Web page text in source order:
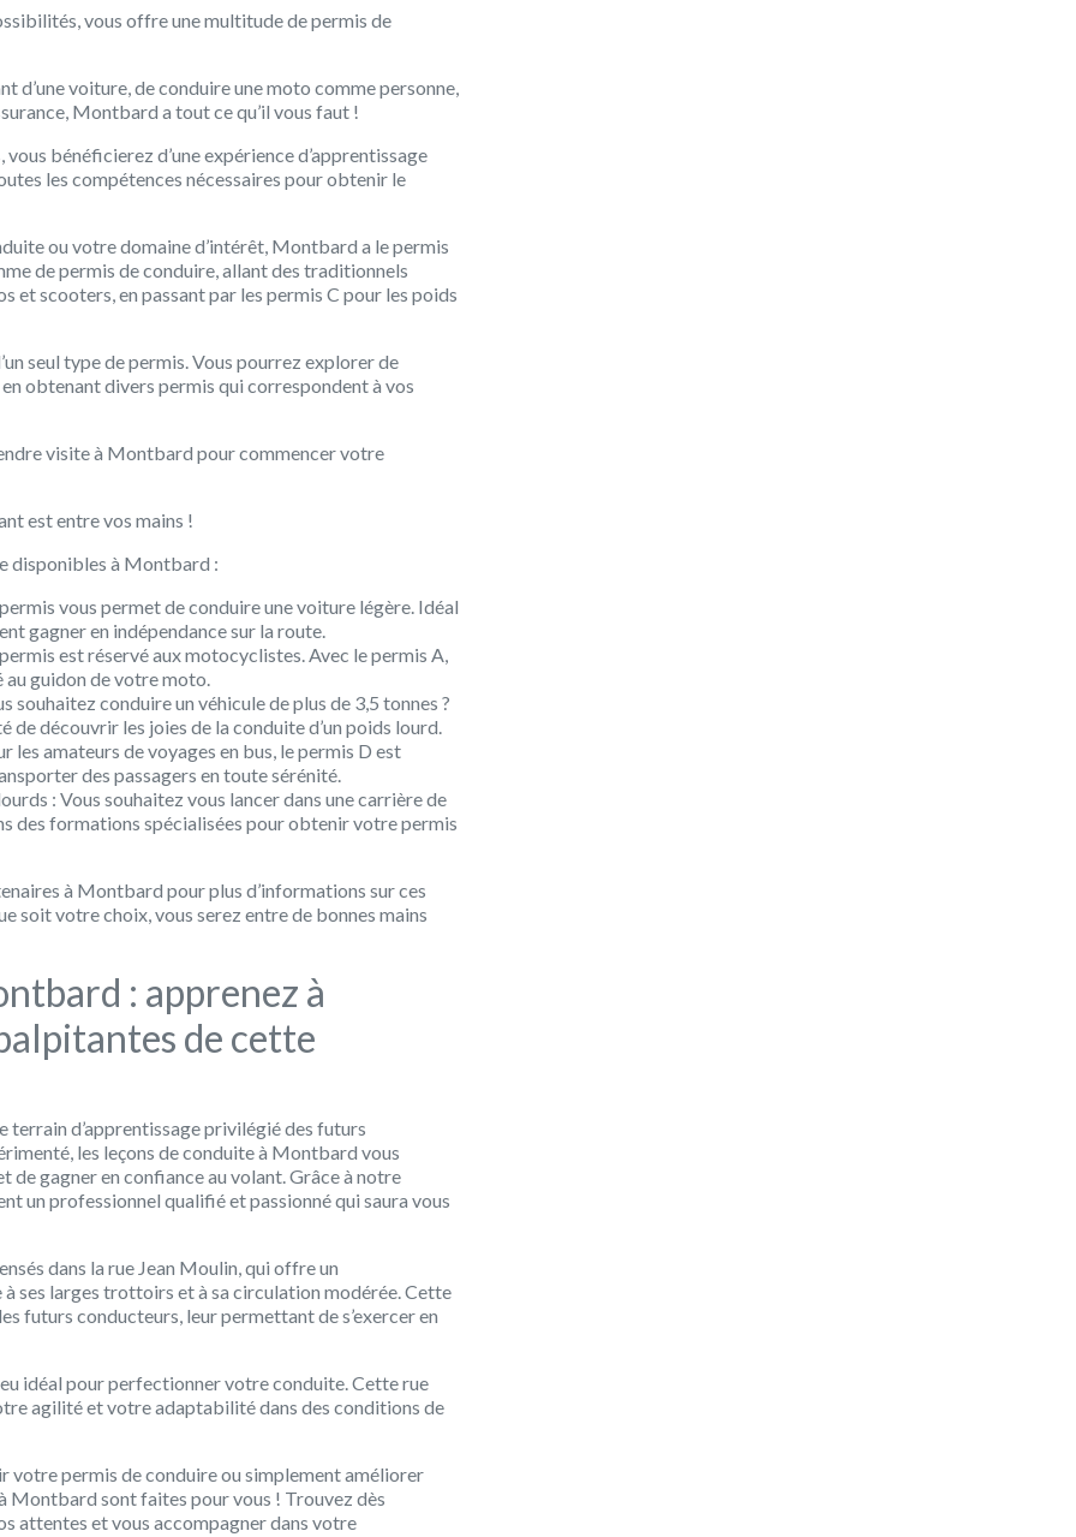
vous offre une multitude de permis de
d’une voiture, de conduire une moto comme personne,
Montbard a tout ce qu’il vous faut !
bénéficierez d’une expérience d’apprentissage
les compétences nécessaires pour obtenir le
ou votre domaine d’intérêt, Montbard a le permis
de permis de conduire, allant des traditionnels
et scooters, en passant par les permis C pour les poids
seul type de permis. Vous pourrez explorer de
obtenant divers permis qui correspondent à vos
visite à Montbard pour commencer votre
est entre vos mains !
disponibles à Montbard :
vous permet de conduire une voiture légère. Idéal
gagner en indépendance sur la route.
est réservé aux motocyclistes. Avec le permis A,
guidon de votre moto.
conduire un véhicule de plus de 3,5 tonnes ?
découvrir les joies de la conduite d’un poids lourd.
amateurs de voyages en bus, le permis D est
des passagers en toute sérénité.
: Vous souhaitez vous lancer dans une carrière de
des formations spécialisées pour obtenir votre permis
à Montbard pour plus d’informations sur ces
soit votre choix, vous serez entre de bonnes mains
: apprenez à
de cette
d’apprentissage privilégié des futurs
les leçons de conduite à Montbard vous
gagner en confiance au volant. Grâce à notre
un professionnel qualifié et passionné qui saura vous
dans la rue Jean Moulin, qui offre un
ses larges trottoirs et à sa circulation modérée. Cette
futurs conducteurs, leur permettant de s’exercer en
idéal pour perfectionner votre conduite. Cette rue
agilité et votre adaptabilité dans des conditions de
votre permis de conduire ou simplement améliorer
Montbard sont faites pour vous ! Trouvez dès
attentes et vous accompagner dans votre